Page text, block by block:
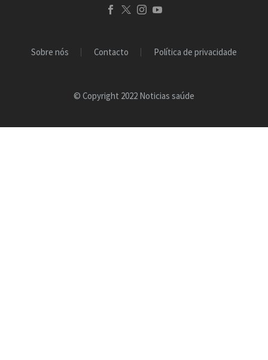
Sobre nós Contacto Política de privacidade
© Copyright 2022 Noticias saúde